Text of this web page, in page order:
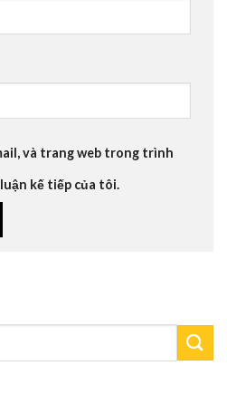
và trang web trong trình
kế tiếp của tôi.